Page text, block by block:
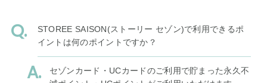
STOREE SAISON(ストーリー セゾン)で利用できるポ
イントは何のポイントですか？
セゾンカード・UCカードのご利用で貯まった永久不